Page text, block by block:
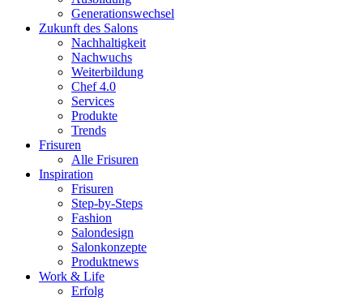
Generationswechsel
Zukunft des Salons
Nachhaltigkeit
Nachwuchs
Weiterbildung
Chef 4.0
Services
Produkte
Trends
Frisuren
Alle Frisuren
Inspiration
Frisuren
Step-by-Steps
Fashion
Salondesign
Salonkonzepte
Produktnews
Work & Life
Erfolg